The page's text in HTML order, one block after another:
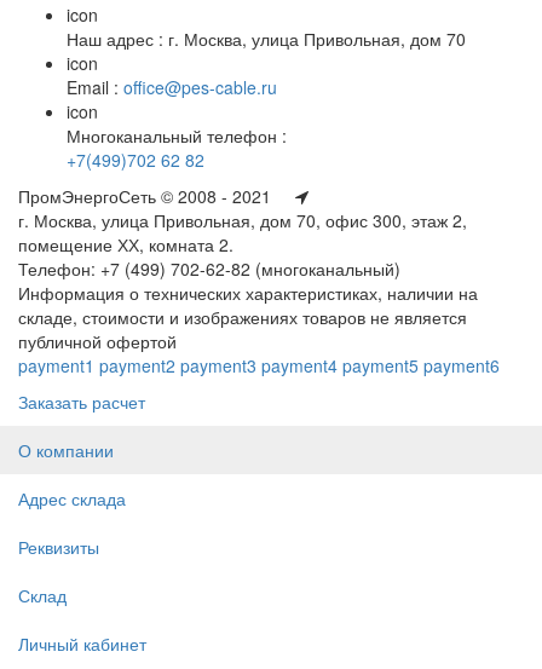
icon
Наш адрес : г. Москва, улица Привольная, дом 70
icon
Email : office@pes-cable.ru
icon
Многоканальный телефон :
+7(499)702 62 82
ПромЭнергоСеть © 2008 - 2021
г. Москва, улица Привольная, дом 70, офис 300, этаж 2,
помещение ХХ, комната 2.
Телефон: +7 (499) 702-62-82 (многоканальный)
Информация о технических характеристиках, наличии на
складе, стоимости и изображениях товаров не является
публичной офертой
payment1 payment2 payment3 payment4 payment5 payment6
Заказать расчет
О компании
Адрес склада
Реквизиты
Склад
Личный кабинет